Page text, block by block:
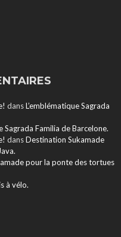
dansL’emblématique Sagrada
Sagrada Familia de Barcelone.
dansDestination Sukamade
pour la ponte des tortues
à vélo.